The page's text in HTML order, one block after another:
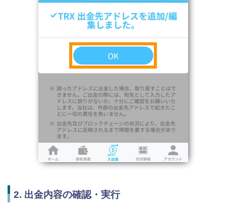
2. 出金内容の確認・実行